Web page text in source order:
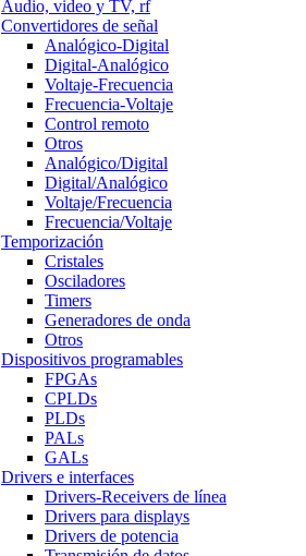
Audio, video y TV, rf
Convertidores de señal
Analógico-Digital
Digital-Analógico
Voltaje-Frecuencia
Frecuencia-Voltaje
Control remoto
Otros
Analógico/Digital
Digital/Analógico
Voltaje/Frecuencia
Frecuencia/Voltaje
Temporización
Cristales
Osciladores
Timers
Generadores de onda
Otros
Dispositivos programables
FPGAs
CPLDs
PLDs
PALs
GALs
Drivers e interfaces
Drivers-Receivers de línea
Drivers para displays
Drivers de potencia